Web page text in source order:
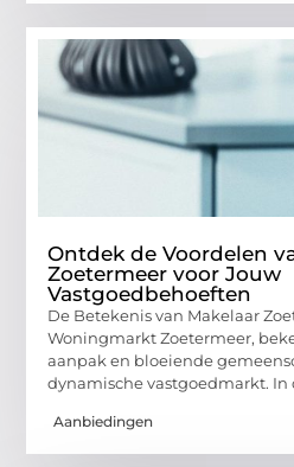
Ontdek de Voordelen
Zoetermeer voor Jouw
Vastgoedbehoeften
De Betekenis van Makelaar
Woningmarkt Zoetermeer,
aanpak en bloeiende
dynamische vastgoedmarkt. In
Aanbiedingen